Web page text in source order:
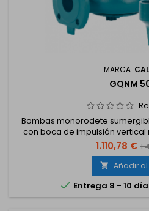
MARCA:
GQNM
Bombas monorodete
con boca de impulsión vertical
monofásico
1.110,78 €
 Añadir
 Entrega 8 - 10